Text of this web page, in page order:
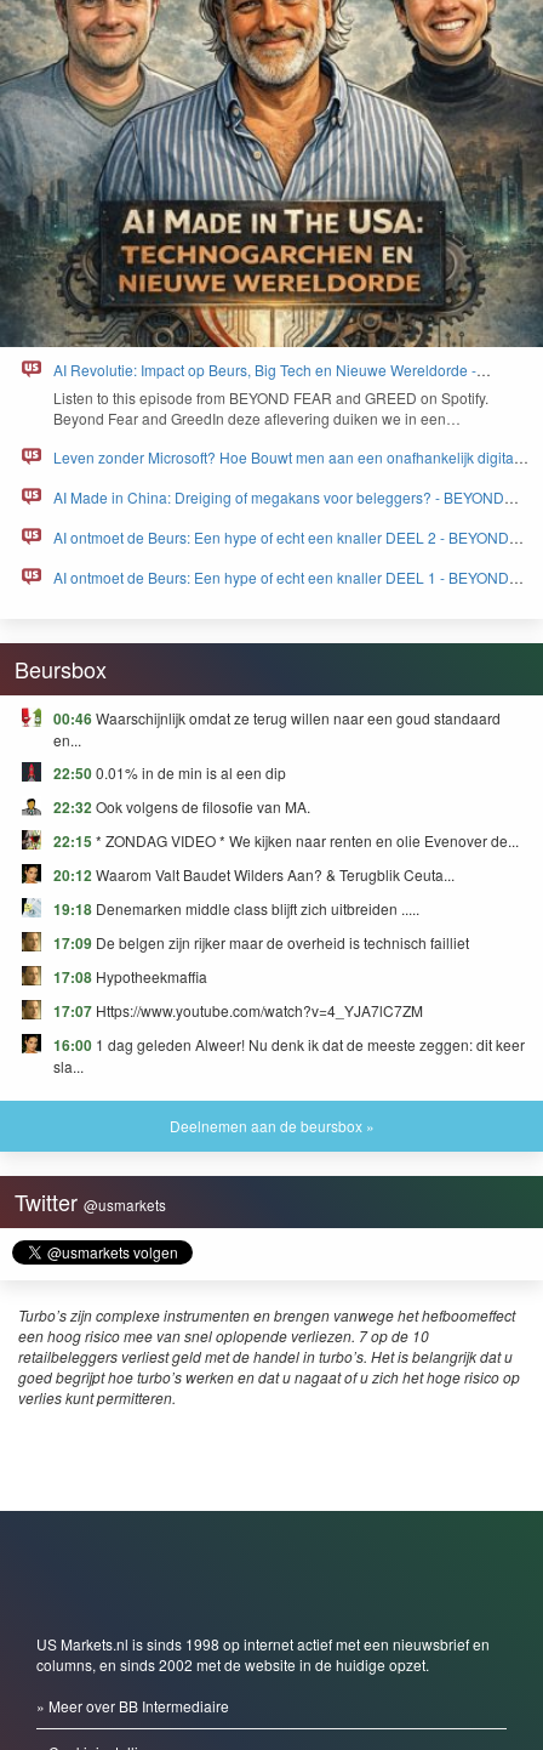
AI Revolutie: Impact op Beurs, Big Tech en Nieuwe Wereldorde -
BEYOND FEAR and GREED
Lis­ten to this episode from BEYOND FEAR and GREED on Spo­ti­fy.
Beyond Fear and Greed­In deze aflev­er­ing duiken we in een…
Leven zonder Microsoft? Hoe Bouwt men aan een onafhankelijk digitaal
AI Made in China: Dreiging of megakans voor beleggers? - BEYOND
AI ontmoet de Beurs: Een hype of echt een knaller DEEL 2 - BEYOND
AI ontmoet de Beurs: Een hype of echt een knaller DEEL 1 - BEYOND
Beursbox
00:46Waarschijnlijk omdat ze terug willen naar een goud standaard
en...
22:500.01% in de min is al een dip
22:32Ook volgens de filosofie van MA.
22:15 * ZONDAG VIDEO * We kijken naar renten en olie Evenover de...
20:12Waarom Valt Baudet Wilders Aan? & Terugblik Ceuta...
19:18 Denemarken middle class blijft zich uitbreiden .....
17:09 De belgen zijn rijker maar de overheid is technisch failliet
17:08 Hypotheekmaffia
17:07 Https://www.youtube.com/watch?v=4_YJA7lC7ZM
16:00 1 dag geleden Alweer! Nu denk ik dat de meeste zeggen: dit keer
sla...
Deelnemen aan de beursbox »
Twitter @usmarkets
Turbo’s zijn complexe instrumenten en brengen vanwege het hefboomeffect
een hoog risico mee van snel oplopende verliezen. 7 op de 10
retailbeleggers verliest geld met de handel in turbo’s. Het is belangrijk dat u
goed begrijpt hoe turbo’s werken en dat u nagaat of u zich het hoge risico op
verlies kunt permitteren.
US Markets.nl is sinds 1998 op internet actief met een nieuwsbrief en
columns, en sinds 2002 met de website in de huidige opzet.
» Meer over BB Intermediaire